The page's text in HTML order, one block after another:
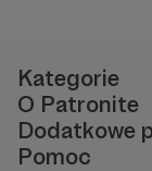
Kategorie
O Patronite
Dodatkowe
Pomoc